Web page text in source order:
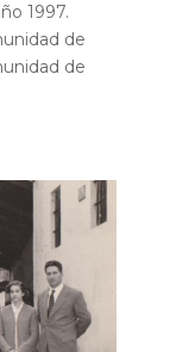
1997.
de
de